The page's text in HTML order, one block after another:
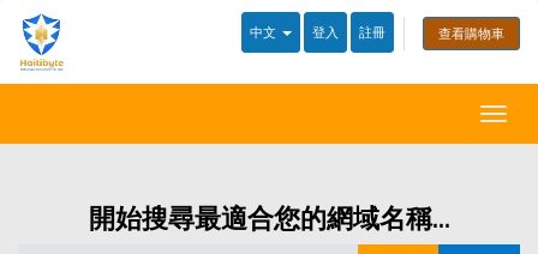
中文 登入 註冊 查看購物車
切
換
開始搜尋最適合您的網域名稱...